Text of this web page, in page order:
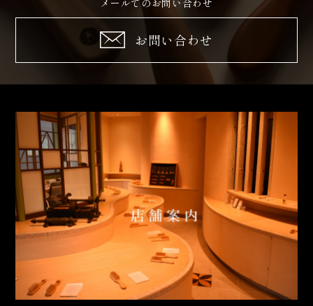
メールでのお問い合わせ
お問い合わせ